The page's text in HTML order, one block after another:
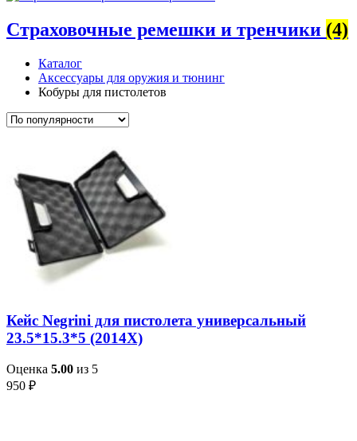
Страховочные ремешки и тренчики (4)
Каталог
Аксессуары для оружия и тюнинг
Кобуры для пистолетов
Кейс Negrini для пистолета универсальный
23.5*15.3*5 (2014X)
Оценка 5.00 из 5
950 ₽